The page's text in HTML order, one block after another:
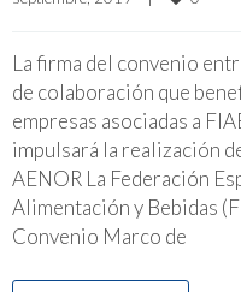
La firma del convenio
de colaboración que
empresas asociadas a
impulsará la realización
AENOR La Federación
Alimentación y Bebidas
Convenio Marco de